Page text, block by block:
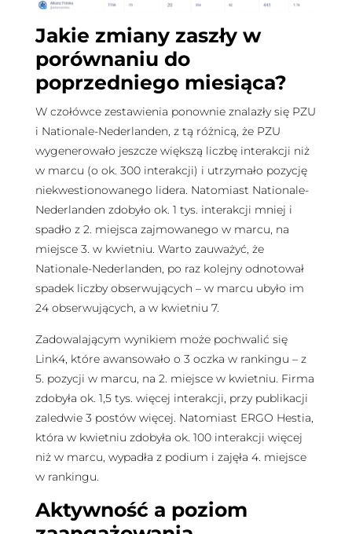
Jakie zmiany zaszły w
porównaniu do
poprzedniego miesiąca?
W czołówce zestawienia ponownie znalazły się PZU
i Nationale-Nederlanden, z tą różnicą, że PZU
wygenerowało jeszcze większą liczbę interakcji niż
w marcu (o ok. 300 interakcji) i utrzymało pozycję
niekwestionowanego lidera. Natomiast Nationale-
Nederlanden zdobyło ok. 1 tys. interakcji mniej i
spadło z 2. miejsca zajmowanego w marcu, na
miejsce 3. w kwietniu. Warto zauważyć, że
Nationale-Nederlanden, po raz kolejny odnotował
spadek liczby obserwujących – w marcu ubyło im
24 obserwujących, a w kwietniu 7.
Zadowalającym wynikiem może pochwalić się
Link4, które awansowało o 3 oczka w rankingu – z
5. pozycji w marcu, na 2. miejsce w kwietniu. Firma
zdobyła ok. 1,5 tys. więcej interakcji, przy publikacji
zaledwie 3 postów więcej. Natomiast ERGO Hestia,
która w kwietniu zdobyła ok. 100 interakcji więcej
niż w marcu, wypadła z podium i zajęła 4. miejsce
w rankingu.
Aktywność a poziom